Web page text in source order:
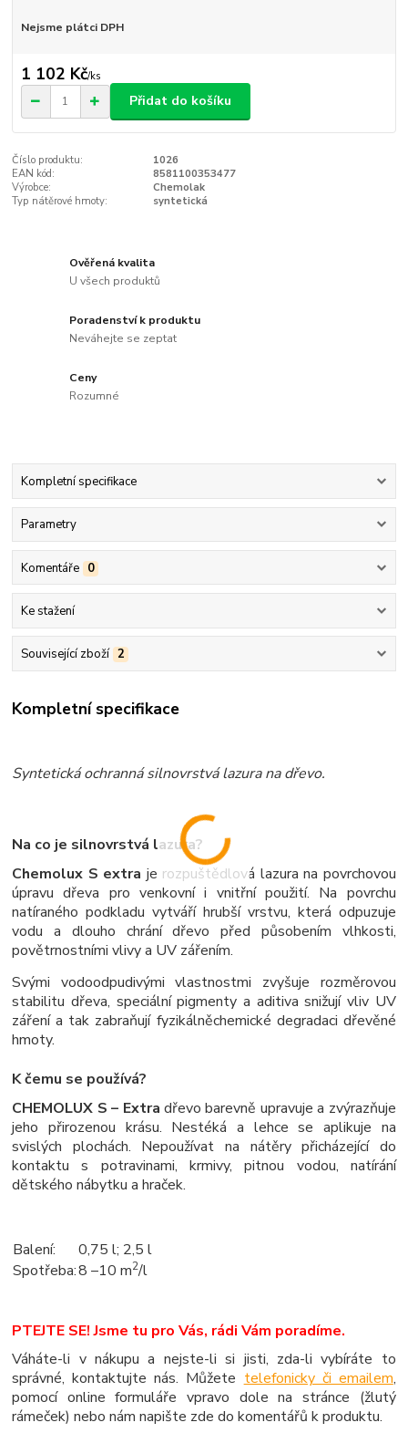
Nejsme plátci DPH
1 102 Kč/ks
Přidat do košíku
Číslo produktu:
1026
EAN kód:
8581100353477
Výrobce:
Chemolak
Typ nátěrové hmoty:
syntetická
Ověřená kvalita
U všech produktů
Poradenství k produktu
Neváhejte se zeptat
Ceny
Rozumné
Kompletní specifikace
Parametry
Komentáře 0
Ke stažení
Související zboží 2
Kompletní specifikace
Syntetická ochranná silnovrstvá lazura na dřevo.
Na co je silnovrstvá lazura?
Chemolux S extra je rozpuštědlová lazura na povrchovou
úpravu dřeva pro venkovní i vnitřní použití. Na povrchu
natíraného podkladu vytváří hrubší vrstvu, která odpuzuje
vodu a dlouho chrání dřevo před působením vlhkosti,
povětrnostními vlivy a UV zářením.
Svými vodoodpudivými vlastnostmi zvyšuje rozměrovou
stabilitu dřeva, speciální pigmenty a aditiva snižují vliv UV
záření a tak zabraňují fyzikálněchemické degradaci dřevěné
hmoty.
K čemu se používá?
CHEMOLUX S – Extra dřevo barevně upravuje a zvýrazňuje
jeho přirozenou krásu. Nestéká a lehce se aplikuje na
svislých plochách. Nepoužívat na nátěry přicházející do
kontaktu s potravinami, krmivy, pitnou vodou, natírání
dětského nábytku a hraček.
Balení:
0,75 l; 2,5 l
Spotřeba:8 –10 m2/l
PTEJTE SE! Jsme tu pro Vás, rádi Vám poradíme.
Váháte-li v nákupu a nejste-li si jisti, zda-li vybíráte to
správné, kontaktujte nás. Můžete telefonicky či emailem,
pomocí online formuláře vpravo dole na stránce (žlutý
rámeček) nebo nám napište zde do komentářů k produktu.